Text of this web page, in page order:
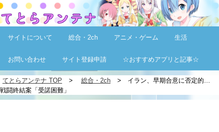
サイトについて 総合・2ch アニメ・ゲーム 生活
お問い合わせ サイト登録申請 ☆おすすめアプリと記事☆
てとらアンテナ TOP 総合・2ch
イラン、早期合意に否定的…
戦闘終結案「受諾困難」